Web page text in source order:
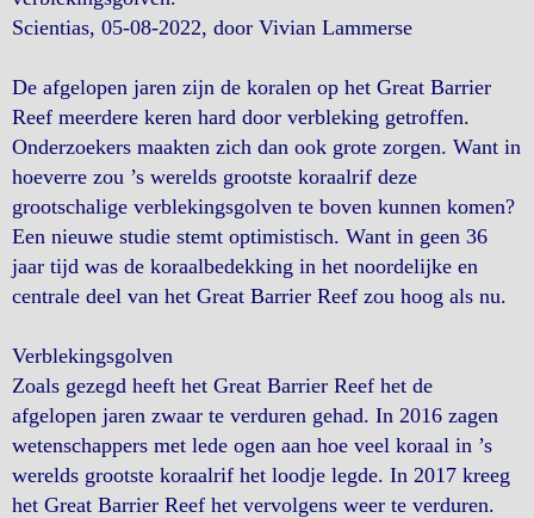
Scientias, 05-08-2022, door Vivian Lammerse
De afgelopen jaren zijn de koralen op het Great Barrier
Reef meerdere keren hard door verbleking getroffen.
Onderzoekers maakten zich dan ook grote zorgen. Want in
hoeverre zou ’s werelds grootste koraalrif deze
grootschalige verblekingsgolven te boven kunnen komen?
Een nieuwe studie stemt optimistisch. Want in geen 36
jaar tijd was de koraalbedekking in het noordelijke en
centrale deel van het Great Barrier Reef zou hoog als nu.
Verblekingsgolven
Zoals gezegd heeft het Great Barrier Reef het de
afgelopen jaren zwaar te verduren gehad. In 2016 zagen
wetenschappers met lede ogen aan hoe veel koraal in ’s
werelds grootste koraalrif het loodje legde. In 2017 kreeg
het Great Barrier Reef het vervolgens weer te verduren.